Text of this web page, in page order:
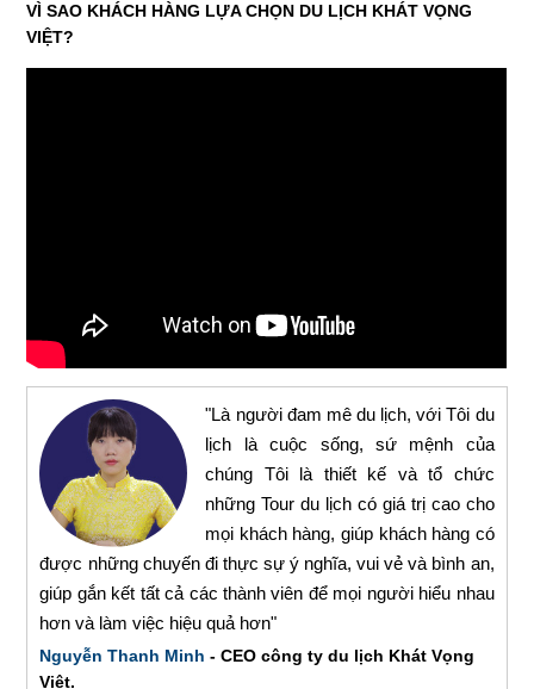
VÌ SAO KHÁCH HÀNG LỰA CHỌN DU LỊCH KHÁT VỌNG
VIỆT?
"Là người đam mê du lịch, với Tôi du
lịch là cuộc sống, sứ mệnh của
chúng Tôi là thiết kế và tổ chức
những Tour du lịch có giá trị cao cho
mọi khách hàng, giúp khách hàng có
được những chuyến đi thực sự ý nghĩa, vui vẻ và bình an,
giúp gắn kết tất cả các thành viên để mọi người hiểu nhau
hơn và làm việc hiệu quả hơn"
Nguyễn Thanh Minh - CEO công ty du lịch Khát Vọng
Việt.